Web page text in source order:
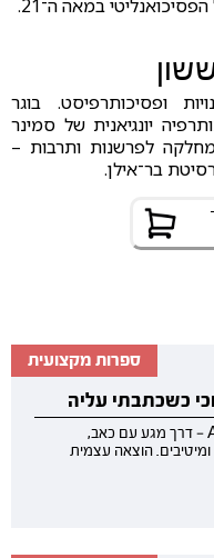
במאה ה־21.
ופסיכותרפיסט. בוגר
יונגיאנית של סמינר
לפרשנות ותרבות –
בר־אילן.
ספרות מקצועית
כשכתבתי עליה
בספרו, מזמין רן אלמוג למסע אל גישת ACT — דרך מגע עם כאב,
הוצאה עצמית